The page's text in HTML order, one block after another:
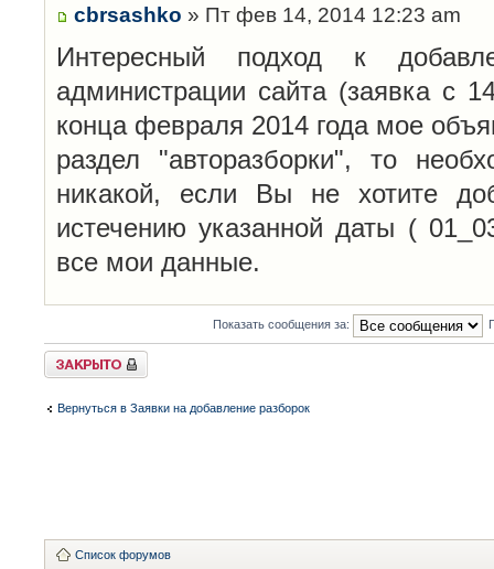
cbrsashko » Пт фев 14, 2014 12:23 am
Интересный подход к
администрации сайта (заявка с
конца февраля 2014 года мое
раздел "авторазборки", то
никакой, если Вы не хотите
истечению указанной даты (
все мои данные.
Показать сообщения за:
Закрыто
Вернуться в Заявки на добавление разборок
Список форумов